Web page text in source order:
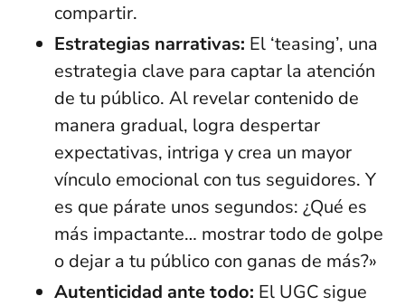
compartir.
Estrategias narrativas: El ‘teasing’, una
estrategia clave para captar la atención
de tu público. Al revelar contenido de
manera gradual, logra despertar
expectativas, intriga y crea un mayor
vínculo emocional con tus seguidores. Y
es que párate unos segundos: ¿Qué es
más impactante… mostrar todo de golpe
o dejar a tu público con ganas de más?»
Autenticidad ante todo: El UGC sigue